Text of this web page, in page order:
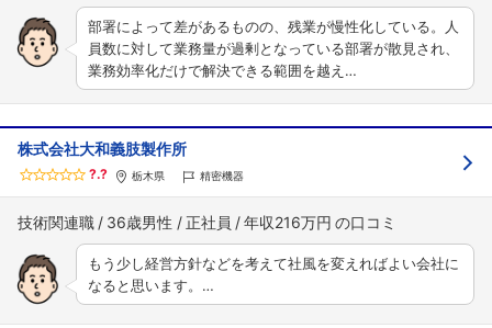
部署によって差があるものの、残業が慢性化している。人
員数に対して業務量が過剰となっている部署が散見され、
業務効率化だけで解決できる範囲を越え…
株式会社大和義肢製作所
?.? 栃木県 精密機器
技術関連職 36歳男性 正社員 年収216万円
もう少し経営方針などを考えて社風を変えればよい会社に
なると思います。…